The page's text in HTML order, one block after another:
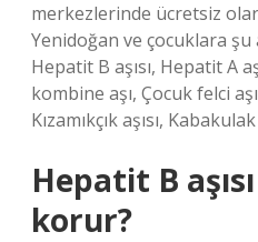
merkezlerinde ücretsiz
Yenidoğan ve çocuklara şu
Hepatit B aşısı, Hepatit A
kombine aşı, Çocuk felci
Kızamıkçık aşısı, Kabakulak
Hepatit B
korur?